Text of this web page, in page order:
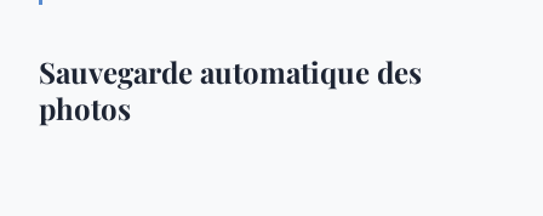
Sauvegarde automatique des
photos